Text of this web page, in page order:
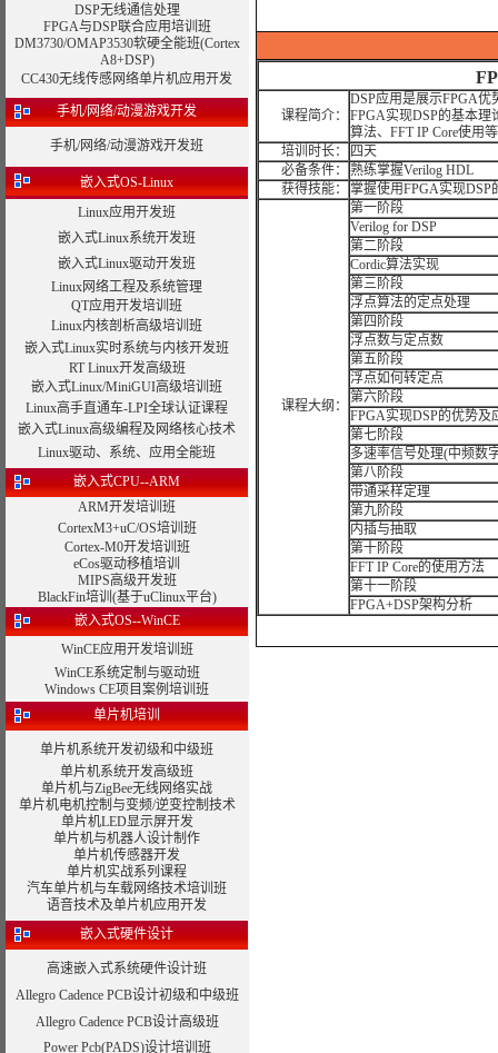
DSP无线通信处理
FPGA与DSP联合应用培训班
DM3730/OMAP3530软硬全能班(Cortex
A8+DSP)
CC430无线传感网络单片机应用开发
手机/网络/动漫游戏开发
手机/网络/动漫游戏开发班
嵌入式OS-Linux
Linux应用开发班
嵌入式Linux系统开发班
嵌入式Linux驱动开发班
Linux网络工程及系统管理
QT应用开发培训班
Linux内核剖析高级培训班
嵌入式Linux实时系统与内核开发班
RT Linux开发高级班
嵌入式Linux/MiniGUI高级培训班
Linux高手直通车-LPI全球认证课程
嵌入式Linux高级编程及网络核心技术
Linux驱动、系统、应用全能班
嵌入式CPU--ARM
ARM开发培训班
CortexM3+uC/OS培训班
Cortex-M0开发培训班
eCos驱动移植培训
MIPS高级开发班
BlackFin培训(基于uClinux平台)
嵌入式OS--WinCE
WinCE应用开发培训班
WinCE系统定制与驱动班
Windows CE项目案例培训班
单片机培训
单片机系统开发初级和中级班
单片机系统开发高级班
单片机与ZigBee无线网络实战
单片机电机控制与变频/逆变控制技术
单片机LED显示屏开发
单片机与机器人设计制作
单片机传感器开发
单片机实战系列课程
汽车单片机与车载网络技术培训班
语音技术及单片机应用开发
嵌入式硬件设计
高速嵌入式系统硬件设计班
Allegro Cadence PCB设计初级和中级班
Allegro Cadence PCB设计高级班
Power Pcb(PADS)设计培训班
课程简介：
DSP应用是展示FPGA
FPGA实现DSP的基本理
算法、FFT IP Core使用
培训时长：
四天
必备条件：
熟练掌握Verilog HDL
获得技能：
掌握使用FPGA实现
课程大纲：
第一阶段
Verilog for DSP
第二阶段
Cordic算法实现
第三阶段
浮点算法的定点处理
第四阶段
浮点数与定点数
第五阶段
浮点如何转定点
第六阶段
FPGA实现DSP的优势及
第七阶段
多速率信号处理(中频数
第八阶段
带通采样定理
第九阶段
内插与抽取
第十阶段
FFT IP Core的使用方法
第十一阶段
FPGA+DSP架构分析